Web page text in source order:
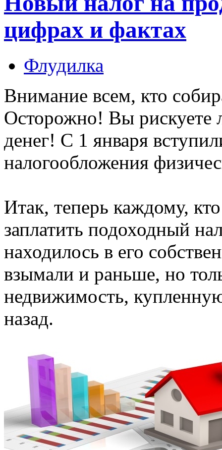
цифрах и фактах
Флудилка
Внимание всем, кто
Осторожно! Вы рискуете
денег! С 1 января
налогообложения
Итак, теперь каждому,
заплатить подоходный
находилось в его
взымали и раньше, но
недвижимость,
назад.